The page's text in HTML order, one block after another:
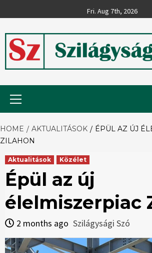
to
Fri. Aug 7th, 2026
Szó
HOME AKTUALITÁSOK
ÉPÜL AZ ÚJ
ZILAHON
Aktualitások Közélet
Épül az új
élelmiszerpiac
2 months ago Szilágysági Szó